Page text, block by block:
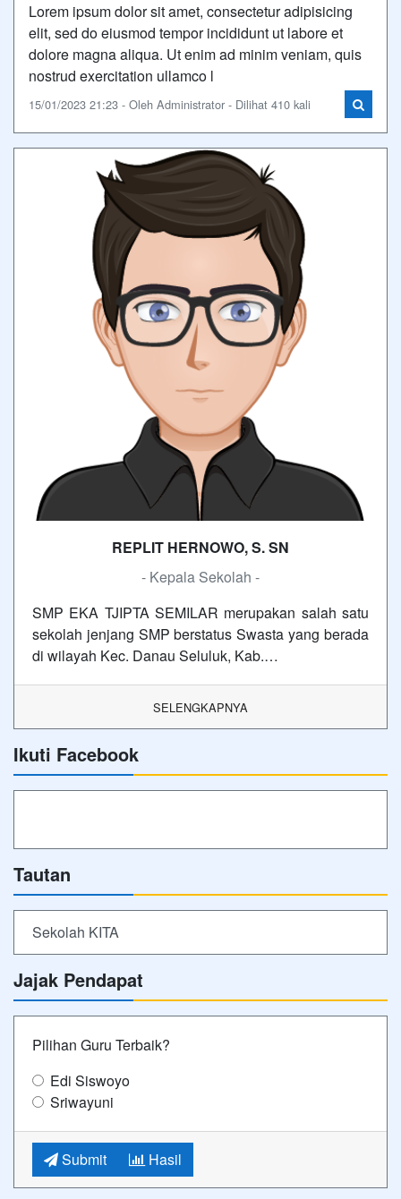
Lorem ipsum dolor sit amet, consectetur adipisicing
elit, sed do eiusmod tempor incididunt ut labore et
dolore magna aliqua. Ut enim ad minim veniam, quis
nostrud exercitation ullamco l
15/01/2023 21:23 - Oleh Administrator - Dilihat 410 kali
REPLIT HERNOWO, S. SN
- Kepala Sekolah -
SMP EKA TJIPTA SEMILAR merupakan salah satu
sekolah jenjang SMP berstatus Swasta yang berada
di wilayah Kec. Danau Seluluk, Kab.…
SELENGKAPNYA
Ikuti Facebook
Tautan
Sekolah KITA
Jajak Pendapat
Pilihan Guru Terbaik?
Edi Siswoyo
Sriwayuni
Submit Hasil